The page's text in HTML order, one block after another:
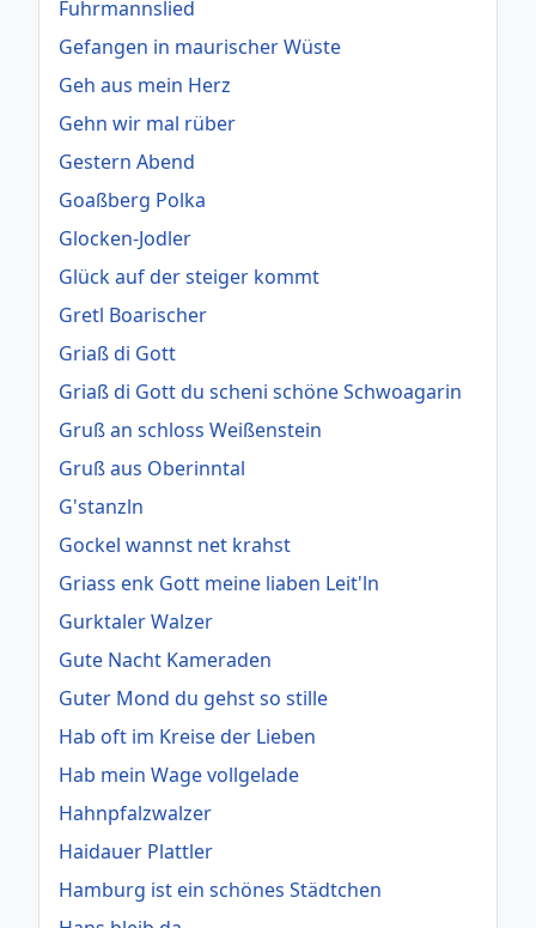
Fuhrmannslied
Gefangen in maurischer Wüste
Geh aus mein Herz
Gehn wir mal rüber
Gestern Abend
Goaßberg Polka
Glocken-Jodler
Glück auf der steiger kommt
Gretl Boarischer
Griaß di Gott
Griaß di Gott du scheni schöne Schwoagarin
Gruß an schloss Weißenstein
Gruß aus Oberinntal
G'stanzln
Gockel wannst net krahst
Griass enk Gott meine liaben Leit'ln
Gurktaler Walzer
Gute Nacht Kameraden
Guter Mond du gehst so stille
Hab oft im Kreise der Lieben
Hab mein Wage vollgelade
Hahnpfalzwalzer
Haidauer Plattler
Hamburg ist ein schönes Städtchen